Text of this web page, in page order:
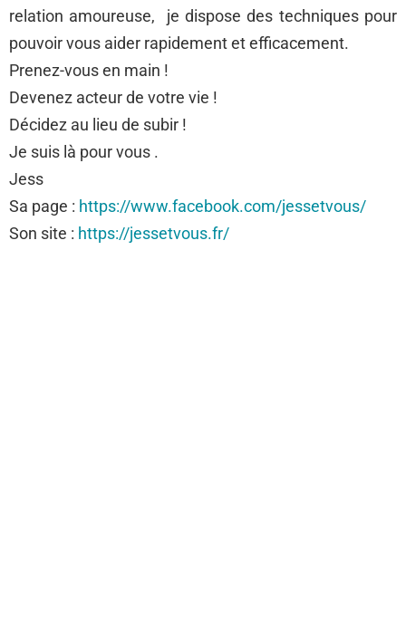
relation amoureuse, je dispose des techniques pour
pouvoir vous aider rapidement et efficacement.
Prenez-vous en main !
Devenez acteur de votre vie !
Décidez au lieu de subir !
Je suis là pour vous .
Jess
Sa page : https://www.facebook.com/jessetvous/
Son site : https://jessetvous.fr/